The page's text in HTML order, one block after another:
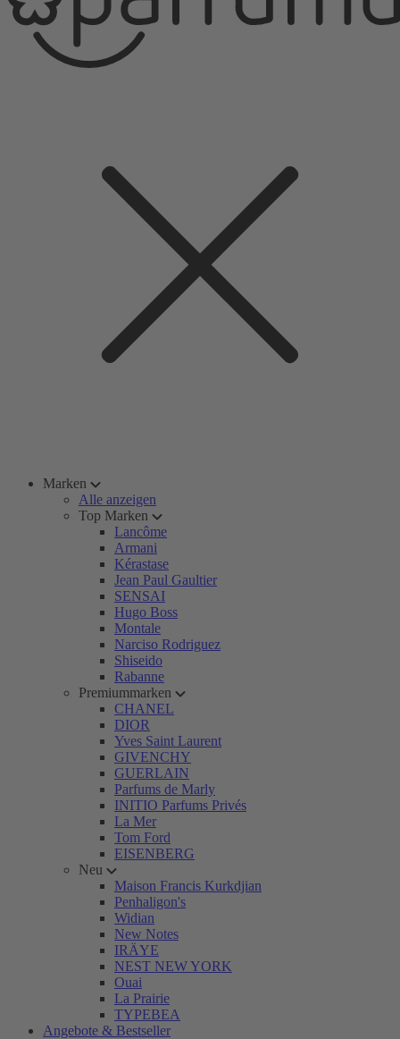
Marken
Alle anzeigen
Top Marken
Lancôme
Armani
Kérastase
Jean Paul Gaultier
SENSAI
Hugo Boss
Montale
Narciso Rodriguez
Shiseido
Rabanne
Premiummarken
CHANEL
DIOR
Yves Saint Laurent
GIVENCHY
GUERLAIN
Parfums de Marly
INITIO Parfums Privés
La Mer
Tom Ford
EISENBERG
Neu
Maison Francis Kurkdjian
Penhaligon's
Widian
New Notes
IRÄYE
NEST NEW YORK
Ouai
La Prairie
TYPEBEA
Angebote & Bestseller